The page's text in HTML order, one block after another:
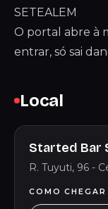
SETEALEM
O portal abre à
entrar, só sai
Local
Started Bar
R. Tuyuti, 96 -
COMO CHEGAR